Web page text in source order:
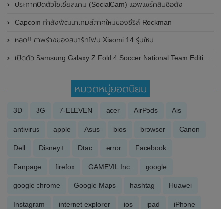
ประกาศปิดตัวโซเชียลแคม (SocialCam) แอพแชร์คลิบชื่อดัง
Capcom กำลังพัฒนาเกมส์ภาคใหม่ของซีรีส์ Rockman
หลุด!! ภาพร่างของสมาร์ทโฟน Xiaomi 14 รุ่นใหม่
เปิดตัว Samsung Galaxy Z Fold 4 Soccer National Team Edition รุ่นพิเศษพร้อมแถม Samsung Galaxy Watch 5 Pro ฉลองฟุตบอลทีมชาติเกาหลีผ่านเข้ารอบฟุตบอลโลก 2022
หมวดหมู่ยอดนิยม
3D 3G 7-ELEVEN acer AirPods Ais
antivirus apple Asus bios browser Canon
Dell Disney+ Dtac error Facebook
Fanpage firefox GAMEVIL Inc. google
google chrome Google Maps hashtag Huawei
Instagram internet explorer ios ipad iPhone